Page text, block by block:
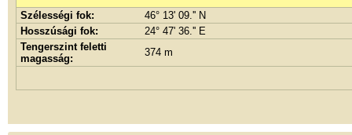
Szélességi fok:
46° 13' 09.'' N
Hosszúsági fok:
24° 47' 36.'' E
Tengerszint feletti
magasság:
374 m